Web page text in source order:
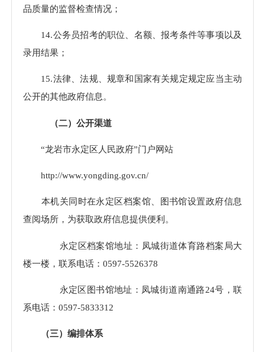
品质量的监督检查情况；
14.公务员招考的职位、名额、报考条件等事项以及
录用结果；
15.法律、法规、规章和国家有关规定规定应当主动
公开的其他政府信息。
（二）公开渠道
“龙岩市永定区人民政府”门户网站
http://www.yongding.gov.cn/
本机关同时在永定区档案馆、图书馆设置政府信息
查阅场所，为获取政府信息提供便利。
永定区档案馆地址：凤城街道体育路档案局大
楼一楼，联系电话： 0597-5526378
永定区图书馆地址：凤城街道南通路24号，联
系电话：0597-5833312
（三）编排体系